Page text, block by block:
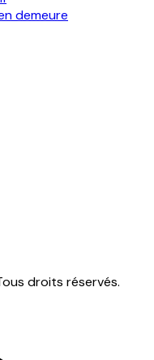
demeure
droits réservés.